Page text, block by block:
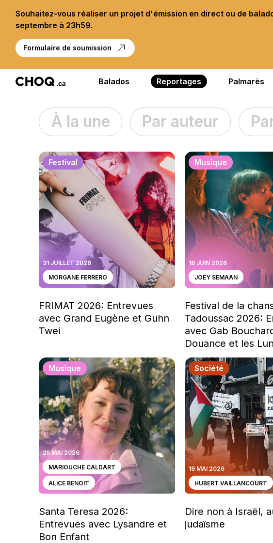
Souhaitez-vous réaliser un projet d'émission en direct ou de
septembre à 23h59.
Formulaire de soumission
Balados Reportages Palmarès
À la une Par auteur
Festival
31 JUILLET 2026
MORGANE FERRERO
FRIMAT 2026: Entrevues
avec Grand Eugène et Guhn
Twei
Musique
18 JUIN 2026
JOEY SEMAAN
Festival de la
Tadoussac 2026:
avec Gab
Douance et les
Musique
25 MAI 2026
MARIOUCHE CALDART
ALICE BENOIT
Santa Teresa 2026:
Entrevues avec Lysandre et
Bon Enfant
Société
19 MAI 2026
HUBERT VAILLANCOURT
Dire non à Israël,
judaïsme